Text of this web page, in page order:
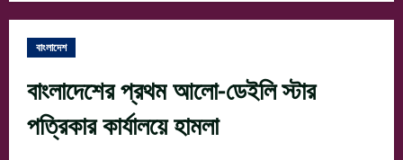
বাংলাদেশ
বাংলাদেশের প্রথম আলো-ডেইলি স্টার
পত্রিকার কার্যালয়ে হামলা